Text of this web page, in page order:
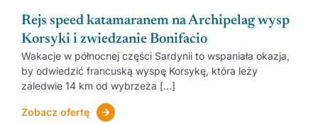
Rejs speed katamaranem na Archipelag wysp
Korsyki i zwiedzanie Bonifacio
Wakacje w północnej części Sardynii to wspaniała okazja,
by odwiedzić francuską wyspę Korsykę, która leży
zaledwie 14 km od wybrzeża [...]
Zobacz ofertę